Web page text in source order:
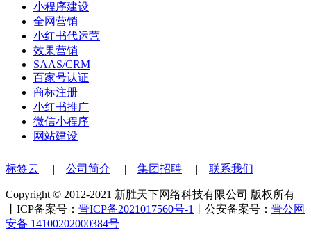
小程序建设
全网营销
小红书代运营
效果营销
SAAS/CRM
百家号认证
商标注册
小红书推广
微信小程序
网站建设
标签云 | 公司简介 | 集团招聘 | 联系我们
Copyright © 2012-2021 新胜天下网络科技有限公司 版权所有
丨ICP备案号： 晋ICP备2021017560号-1 丨公安备案号： 晋公网
安备 14100202000384号